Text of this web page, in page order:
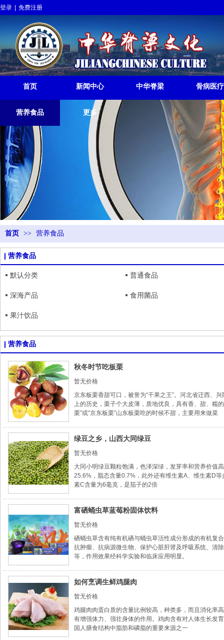
中华脊梁挺起
JILIANGCHINESE
首页 新闻中心 中华脊梁 骨病医疗
营养食品 更多
登录 免费注册
首页 >> 营养食品
营养食品
默认分类 普通食品
深海产品 食用菌品
果汁饮品
营养食品
秋冬时节吃板栗
暂无价格
京东板栗香甜可口，被誉为“干果之王”。河北省迁西、
上的历史，栗子个大皮薄，质地优良，具有香、甜、糯
栗”或“京东板栗”山东板栗吃的时候不甜，主要用来做菜
绿豆之乡，山西大同绿豆
暂无价格
大同小明绿豆颗粒饱满，色泽深绿，发芽率和营养价值
25.6%，脂态含量0.7%，此外还有维生素A、维生素D
素C含量为6毫克，是茄子的2倍
富硒蛹虫草蓝莓粉固体饮料
暂无价格
硒蛹虫草含有纯有机硒与蛹虫草活性成分形成的有机复
抗肿瘤、抗病源微生物、保护心脏肝肾及呼吸系统、清
等，作用效果经科学实验和临床应用明显。
如何烹调生鲜鸡腿肉
暂无价格
鸡腿肉肉蛋白质的含量比例较高，种类多，而且消化率
有增强体力、强壮身体的作用。鸡肉含有对人体生长发
国人膳食结构中脂肪和磷脂的重要来源之一